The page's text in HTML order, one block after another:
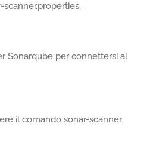
Sonarqube per connettersi al
il comando sonar-scanner